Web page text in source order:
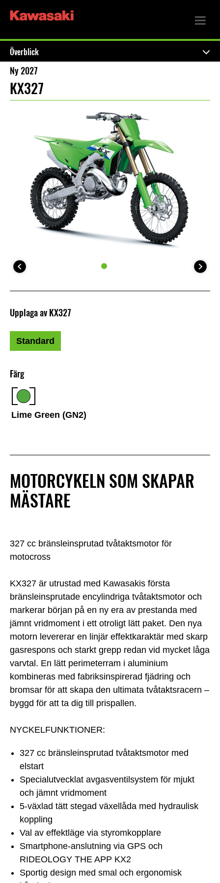
Överblick
Ny 2027
KX327
MOTORCYKELN SOM SKAPAR
MÄSTARE
327 cc bränsleinsprutad tvåtaktsmotor för
motocross
KX327 är utrustad med Kawasakis första
bränsleinsprutade encylindriga tvåtaktsmotor och
markerar början på en ny era av prestanda med
jämnt vridmoment i ett otroligt lätt paket. Den nya
motorn levererar en linjär effektkaraktär med skarp
gasrespons och starkt grepp redan vid mycket låga
varvtal. En lätt perimeterram i aluminium
kombineras med fabriksinspirerad fjädring och
bromsar för att skapa den ultimata tvåtaktsracern –
byggd för att ta dig till prispallen.
NYCKELFUNKTIONER:
327 cc bränsleinsprutad tvåtaktsmotor med
elstart
Specialutvecklat avgasventilsystem för mjukt
och jämnt vridmoment
5-växlad tätt stegad växellåda med hydraulisk
koppling
Val av effektläge via styromkopplare
Smartphone-anslutning via GPS och
RIDEOLOGY THE APP KX2
Sportig design med smal och ergonomisk
Färg
Lime Green (GN2)
Upplaga av KX327
Standard